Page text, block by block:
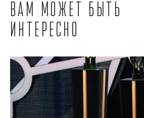
Вам может быть
интересно